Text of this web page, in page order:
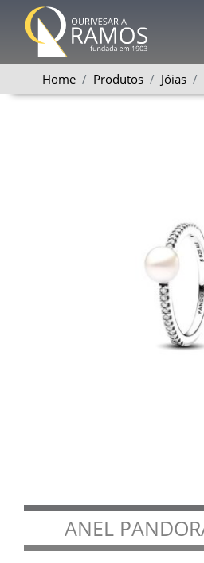
Home Produtos Jóias
ANEL